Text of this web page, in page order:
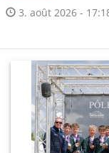
3. août 2026 -